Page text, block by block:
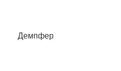
Демпфер